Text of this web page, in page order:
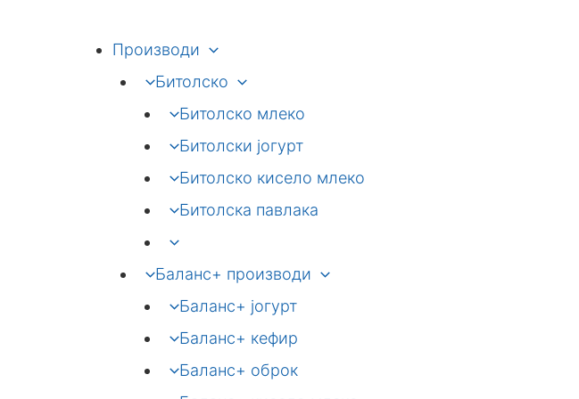
Производи
Битолско
Битолско млеко
Битолски јогурт
Битолско кисело млеко
Битолска павлака
Баланс+ производи
Баланс+ јогурт
Баланс+ кефир
Баланс+ оброк